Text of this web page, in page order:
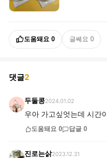
도움돼요 0 글쎄요 0
댓글2
두둘콩2024.01.02
우아 가고싶엇는데 시간
도움돼요 0 답글 0
진로는삵2023.12.31